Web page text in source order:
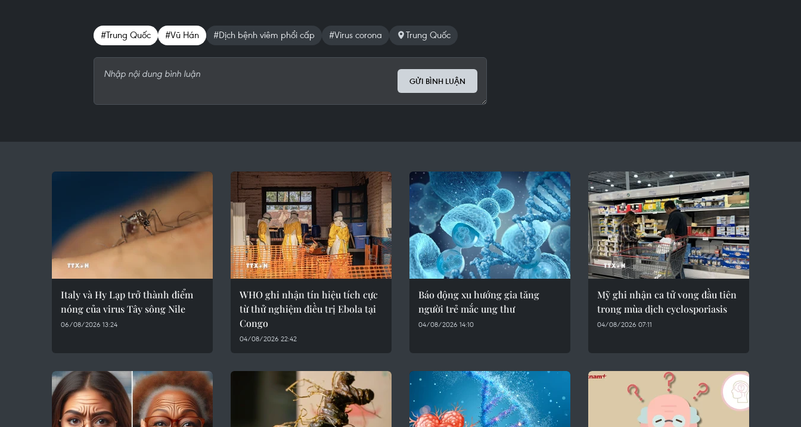
#Trung Quốc #Vũ Hán #Dịch bệnh viêm phổi cấp #Virus corona Trung Quốc
GỬI BÌNH LUẬN
Italy và Hy Lạp trở thành điểm
nóng của virus Tây sông Nile
06/08/2026 13:24
WHO ghi nhận tín hiệu tích cực
từ thử nghiệm điều trị Ebola tại
Congo
04/08/2026 22:42
Báo động xu hướng gia tăng
người trẻ mắc ung thư
04/08/2026 14:10
Mỹ ghi nhận ca tử vong đầu tiên
trong mùa dịch cyclosporiasis
04/08/2026 07:11